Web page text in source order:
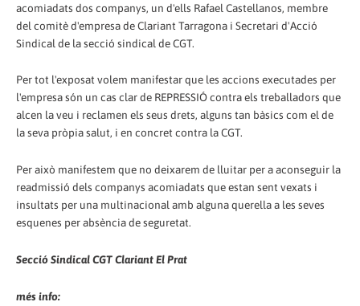
acomiadats dos companys, un d'ells Rafael Castellanos, membre
del comitè d'empresa de Clariant Tarragona i Secretari d'Acció
Sindical de la secció sindical de CGT.
Per tot l'exposat volem manifestar que les accions executades per
l'empresa són un cas clar de REPRESSIÓ contra els treballadors que
alcen la veu i reclamen els seus drets, alguns tan bàsics com el de
la seva pròpia salut, i en concret contra la CGT.
Per això manifestem que no deixarem de lluitar per a aconseguir la
readmissió dels companys acomiadats que estan sent vexats i
insultats per una multinacional amb alguna querella a les seves
esquenes per absència de seguretat.
Secció Sindical CGT Clariant El Prat
més info: